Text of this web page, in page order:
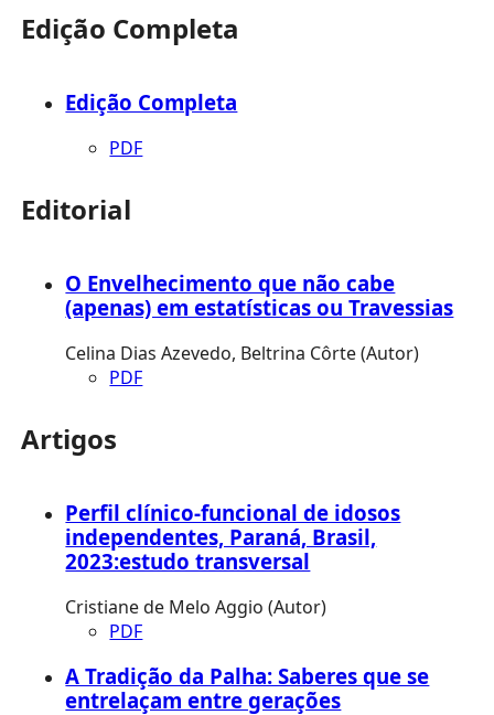
Edição Completa
Edição Completa
PDF
Editorial
O Envelhecimento que não cabe
(apenas) em estatísticas ou Travessias
Celina Dias Azevedo, Beltrina Côrte (Autor)
PDF
Artigos
Perfil clínico-funcional de idosos
independentes, Paraná, Brasil,
2023:estudo transversal
Cristiane de Melo Aggio (Autor)
PDF
A Tradição da Palha: Saberes que se
entrelaçam entre gerações